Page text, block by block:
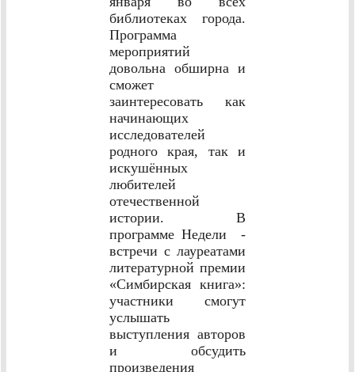
библиотеках города.
Программа
мероприятий
довольна обширна и
сможет
заинтересовать как
начинающих
исследователей
родного края, так и
искушённых
любителей
отечественной
истории. В
программе Недели -
встречи с лауреатами
литературной премии
«Симбирская книга»:
участники смогут
услышать
выступления авторов
и обсудить
произведения